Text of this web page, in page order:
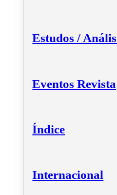
Estudos /
Eventos Revista
Índice
Internacional